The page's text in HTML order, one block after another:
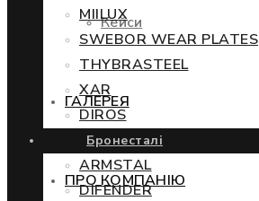
Кейси
ГАЛЕРЕЯ
ПРО КОМПАНІЮ
MIILUX
SWEBOR WEAR PLATES
THYBRASTEEL
XAR
DIROS
Бронесталі
ARMSTAL
DIFENDER